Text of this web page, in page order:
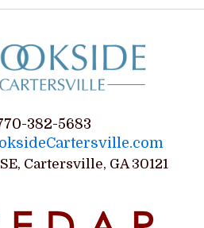
382-5683
Cartersville, GA 30121